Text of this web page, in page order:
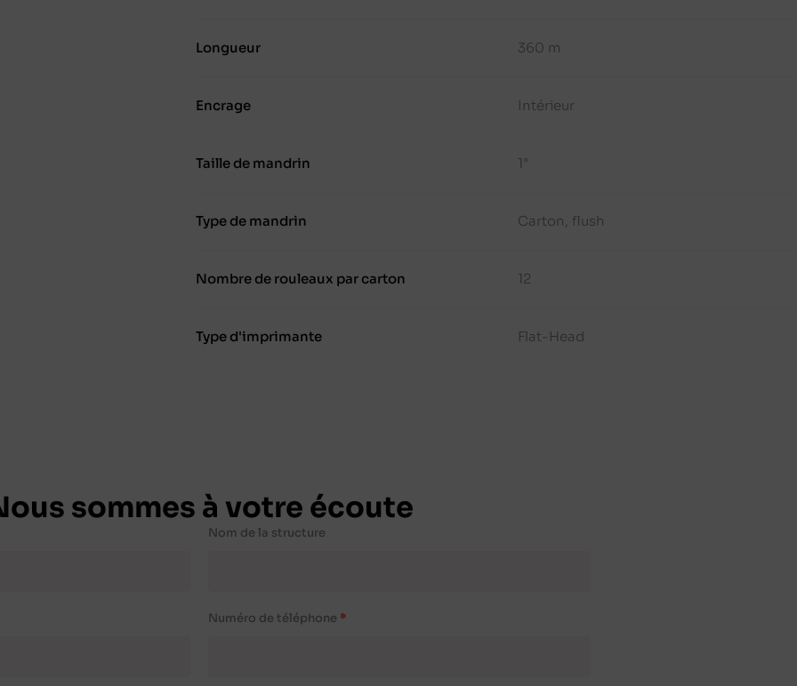
Longueur 360 m
Encrage Intérieur
Taille de mandrin 1"
Type de mandrin Carton, flush
Nombre de rouleaux par carton 12
Type d'imprimante Flat-Head
sommes à votre écoute
Nom de la structure
Numéro de téléphone